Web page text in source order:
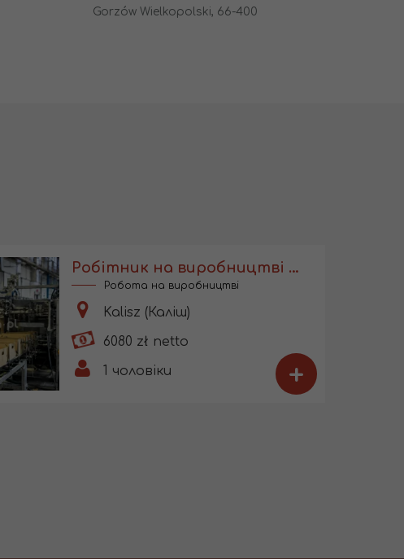
Gorzów Wielkopolski, 66-400
Робітник на виробництві коробок
Робота на виробництві
Kalisz (Каліш)
6080 zł netto
чоловіки +